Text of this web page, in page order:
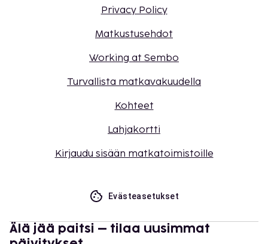
Privacy Policy
Matkustusehdot
Working at Sembo
Turvallista matkavakuudella
Kohteet
Lahjakortti
Kirjaudu sisään matkatoimistoille
Evästeasetukset
Älä jää paitsi – tilaa uusimmat